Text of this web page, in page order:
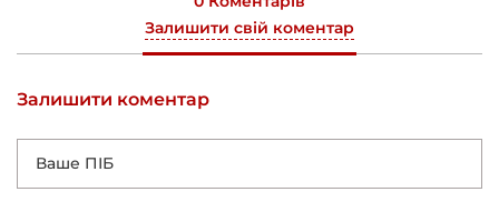
Залишити свій коментар
Залишити коментар